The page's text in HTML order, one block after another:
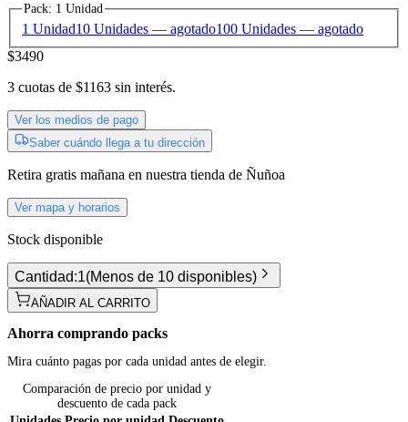
Pack: 1 Unidad
1 Unidad10 Unidades — agotado100 Unidades — agotado
$3490
3 cuotas de $1163 sin interés.
Ver los medios de pago
Saber cuándo llega a tu dirección
Retira gratis mañana en nuestra tienda de Ñuñoa
Ver mapa y horarios
Stock disponible
Cantidad:1(Menos de 10 disponibles)
AÑADIR AL CARRITO
Ahorra comprando packs
Mira cuánto pagas por cada unidad antes de elegir.
Comparación de precio por unidad y
descuento de cada pack